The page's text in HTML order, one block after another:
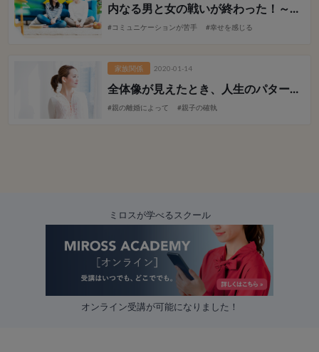
内なる男と女の戦いが終わった！ ～心から寛げる日々～
#コミュニケーションが苦手 #幸せを感じる
家族関係 2020-01-14
全体像が見えたとき、人生のパターンから解放されました！
#親の離婚によって #親子の確執
ミロスが学べるスクール
オンライン受講が可能になりました！